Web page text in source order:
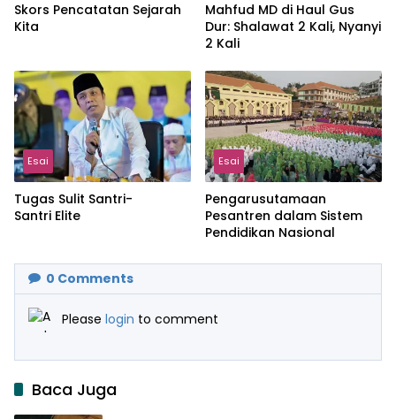
Skors Pencatatan Sejarah
Kita
Mahfud MD di Haul Gus
Dur: Shalawat 2 Kali, Nyanyi
2 Kali
Esai
Tugas Sulit Santri-
Santri Elite
Esai
Pengarusutamaan
Pesantren dalam Sistem
Pendidikan Nasional
0 Comments
Please login to comment
Baca Juga